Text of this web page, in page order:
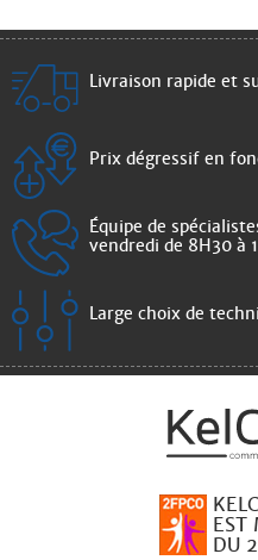
Livraison rapide et
Prix dégressif en
Équipe de
vendredi de 8H30 à
Large choix de
EST
DU